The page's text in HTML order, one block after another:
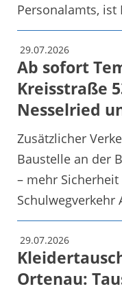
Personalamts, ist
29.07.2026
Ab sofort
Kreisstraße
Nesselried
Zusätzlicher
Baustelle an der
– mehr
Schulwegverkehr
29.07.2026
Ortenau: